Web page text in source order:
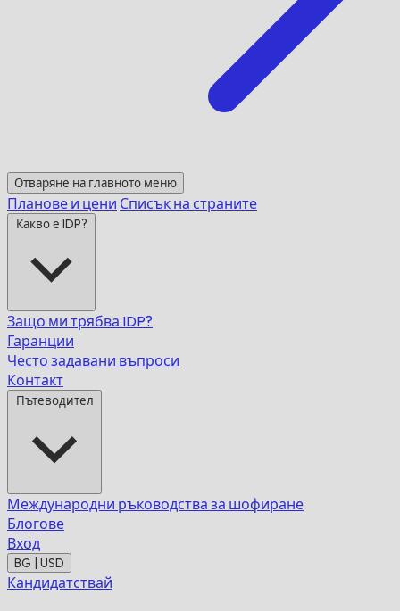
Отваряне на главното меню
Планове и цени Списък на страните
Какво е IDP?
Защо ми трябва IDP?
Гаранции
Често задавани въпроси
Контакт
Пътеводител
Международни ръководства за шофиране
Блогове
Вход
BG | USD
Кандидатствай